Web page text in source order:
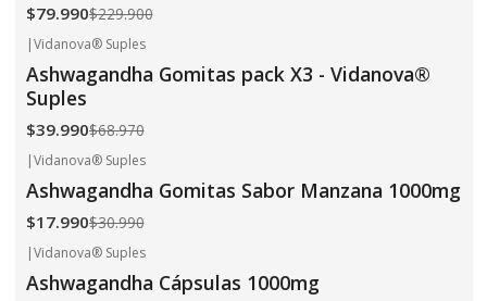
$79.990$229.900
|Vidanova® Suples
Ashwagandha Gomitas pack X3 - Vidanova®
Suples
$39.990$68.970
|Vidanova® Suples
Ashwagandha Gomitas Sabor Manzana 1000mg
$17.990$30.990
|Vidanova® Suples
Ashwagandha Cápsulas 1000mg